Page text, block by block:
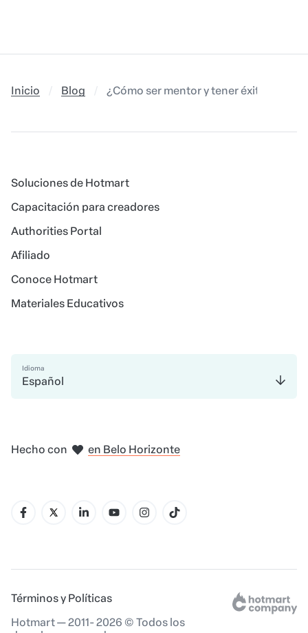
Inicio Blog ¿Cómo ser mentor y tener éxito en
Soluciones de Hotmart
Capacitación para creadores
Authorities Portal
Afiliado
Conoce Hotmart
Materiales Educativos
Idioma
Español
Hecho con en Belo Horizonte
Términos y Políticas
Hotmart — 2011- 2026 © Todos los